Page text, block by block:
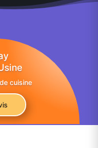
cuisine